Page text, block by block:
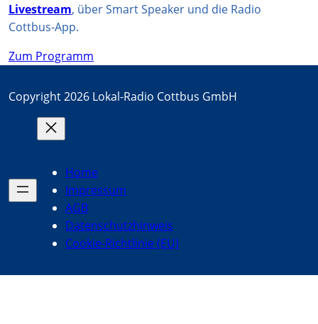
Livestream, über Smart Speaker und die Radio
Cottbus-App.
Zum Programm
Copyright 2026 Lokal-Radio Cottbus GmbH
Home
Impressum
AGB
Datenschutzhinweis
Cookie-Richtlinie (EU)